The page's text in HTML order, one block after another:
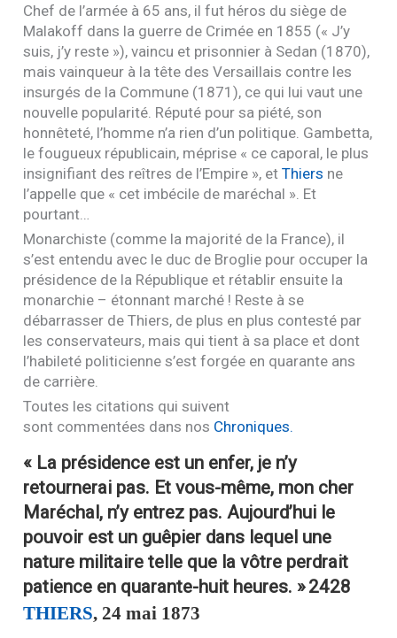
Chef de l’armée à 65 ans, il fut héros du siège de
Malakoff dans la guerre de Crimée en 1855 (« J’y
suis, j’y reste »), vaincu et prisonnier à Sedan (1870),
mais vainqueur à la tête des Versaillais contre les
insurgés de la Commune (1871), ce qui lui vaut une
nouvelle popularité. Réputé pour sa piété, son
honnêteté, l’homme n’a rien d’un politique. Gambetta,
le fougueux républicain, méprise « ce caporal, le plus
insignifiant des reîtres de l’Empire », etThiers ne
l’appelle que « cet imbécile de maréchal ». Et
pourtant…
Monarchiste (comme la majorité de la France), il
s’est entendu avec le duc de Broglie pour occuper la
présidence de la République et rétablir ensuite la
monarchie – étonnant marché ! Reste à se
débarrasser de Thiers, de plus en plus contesté par
les conservateurs, mais qui tient à sa place et dont
l’habileté politicienne s’est forgée en quarante ans
de carrière.
Toutes les citations qui suivent
sont commentées dans nos Chroniques.
« La présidence est un enfer, je n’y
retournerai pas. Et vous-même, mon cher
Maréchal, n’y entrez pas. Aujourd’hui le
pouvoir est un guêpier dans lequel une
nature militaire telle que la vôtre perdrait
patience en quarante-huit heures. »2428
THIERS, 24 mai 1873